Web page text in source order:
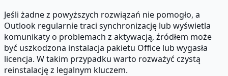
Jeśli żadne z powyższych rozwiązań nie pomogło, a
Outlook regularnie traci synchronizację lub wyświetla
komunikaty o problemach z aktywacją, źródłem może
być uszkodzona instalacja pakietu Office lub wygasła
licencja. W takim przypadku warto rozważyć czystą
reinstalację z legalnym kluczem.